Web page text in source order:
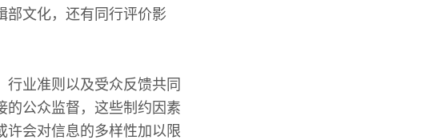
部文化，还有同行评价影
业准则以及受众反馈共同
的公众监督，这些制约因素
许会对信息的多样性加以限